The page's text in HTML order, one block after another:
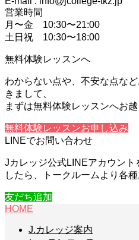
営業時間
月〜金 10:30〜21:00
土日祝 10:30〜18:00
無料体験レッスンへ
わからない点や、不安な点な
きまして、
まずは無料体験レッスンへお
無料体験レッスンお申し込み
LINEでお問い合わせ
Jカレッジ公式LINEアカウント
したら、トークルームより各
友だち追加
HOME
J.カレッジ案内